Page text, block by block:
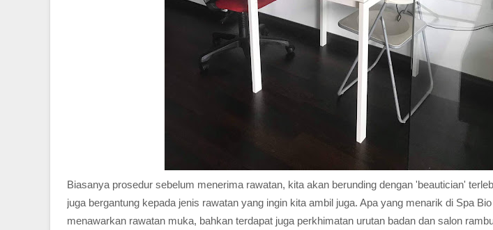
Biasanya prosedur sebelum menerima rawatan, kita akan berunding dengan 'beautician'
juga bergantung kepada jenis rawatan yang ingin kita ambil juga. Apa yang menarik di Spa
menawarkan rawatan muka, bahkan terdapat juga perkhimatan urutan badan dan salon